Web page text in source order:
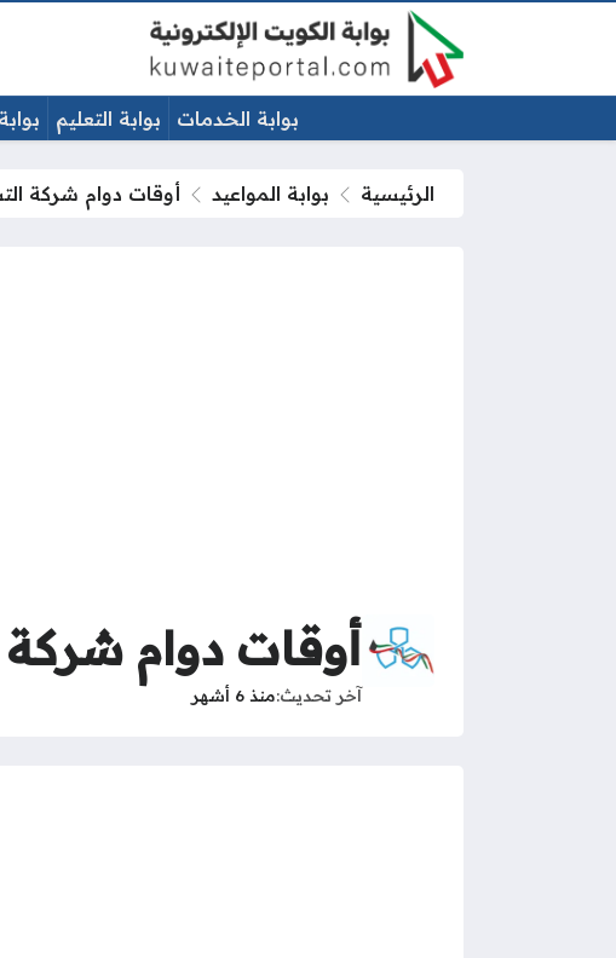
بوابة الخدمات بوابة التعليم
الرئيسية بوابة المواعيد أوقات دوام شركة
أوقات دوام شركة
آخر تحديث منذ 6 أشهر